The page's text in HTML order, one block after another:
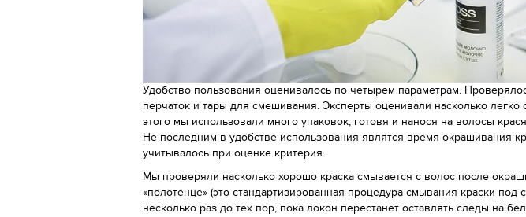
Удобство пользования оценивалось по четырем параметрам.
перчаток и тары для смешивания. Эксперты оценивали насколько
этого мы использовали много упаковок, готовя и нанося на волосы
Не последним в удобстве использования являтся время окрашивания
учитывалось при оценке критерия.
Мы проверяли насколько хорошо краска смывается с волос после
«полотенце» (это стандартизированная процедура смывания краски под
несколько раз до тех пор, пока локон перестанет оставлять следы на